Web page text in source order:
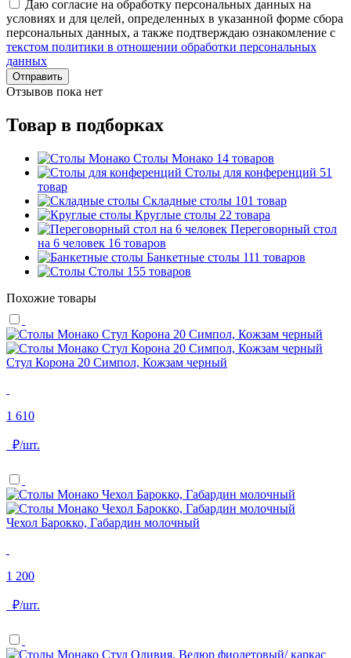
Даю согласие на обработку персональных данных на
условиях и для целей, определенных в указанной форме сбора
персональных данных, а также подтверждаю ознакомление с
текстом политики в отношении обработки персональных
данных
Отправить
Отзывов пока нет
Товар в подборках
Столы Монако 14 товаров
Столы для конференций 51
товар
Складные столы 101 товар
Круглые столы 22 товара
Переговорный стол
на 6 человек 16 товаров
Банкетные столы 111 товаров
Столы 155 товаров
Похожие товары
Стул Корона 20 Симпол, Кожзам черный
1 610
₽/шт.
Чехол Барокко, Габардин молочный
1 200
₽/шт.